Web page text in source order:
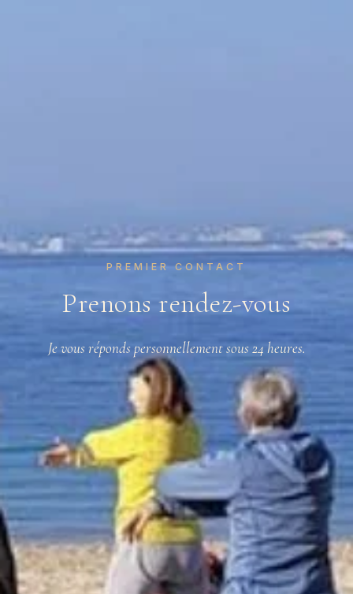
PREMIER CONTACT
Prenons rendez-vous
Je vous réponds personnellement sous 24 heures.